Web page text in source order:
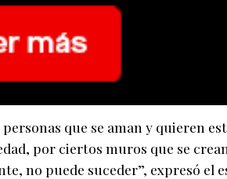
personas que se aman y quieren
por ciertos muros que se
no puede suceder”, expresó el